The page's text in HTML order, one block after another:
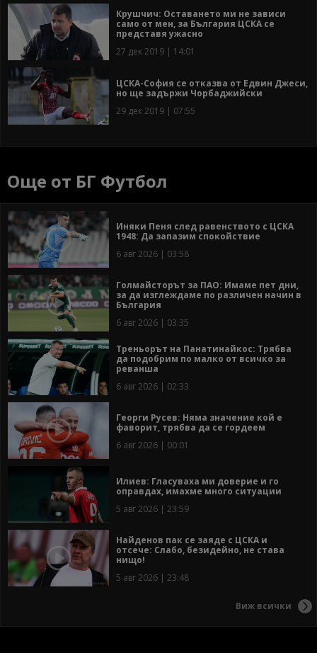
Крушчич: Оставането ми не зависи
само от мен, за България ЦСКА се
представя ужасно
27 дек 2019 | 14:01
ЦСКА-София се отказва от Едвин Джеси,
но ще задържи Чорбаджийски
29 дек 2019 | 07:55
Още от БГ Футбол
Иняки Пеня след равенството с ЦСКА
1948: Да запазим спокойствие
6 авг 2026 | 03:58
Голмайсторът за ПАО: Имаме пет дни,
за да изглеждаме по различен начин в
България
6 авг 2026 | 03:35
Треньорът на Панатинайкос: Трябва
да подобрим по малко от всичко за
реванша
6 авг 2026 | 02:33
Георги Русев: Няма значение кой е
фаворит, трябва да се гордеем
6 авг 2026 | 00:01
Илиев: Гласуваха ми доверие и го
оправдах, имахме много ситуации
5 авг 2026 | 23:59
Найденов пак се заяде с ЦСКА и
отсече: Слабо, безидейно, не става
нищо!
5 авг 2026 | 23:48
Виж всички